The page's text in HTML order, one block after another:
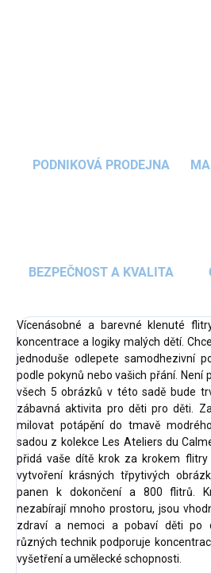
PODNIKOVÁ PRODEJNA
BEZPEČNOST A KVALITA
Vícenásobné a barevné klenuté
koncentrace a logiky malých dětí.
jednoduše odlepete samodhezivní
podle pokynů nebo vašich přání. Není
všech 5 obrázků v této sadě bude
zábavná aktivita pro děti pro děti.
milovat potápění do tmavě
sadou z kolekce Les Ateliers du
přidá vaše dítě krok za krokem
vytvoření krásných třpytivých
panen k dokončení a 800 flitrů.
nezabírají mnoho prostoru, jsou
zdraví a nemoci a pobaví děti po
různých technik podporuje
vyšetření a umělecké schopnosti.